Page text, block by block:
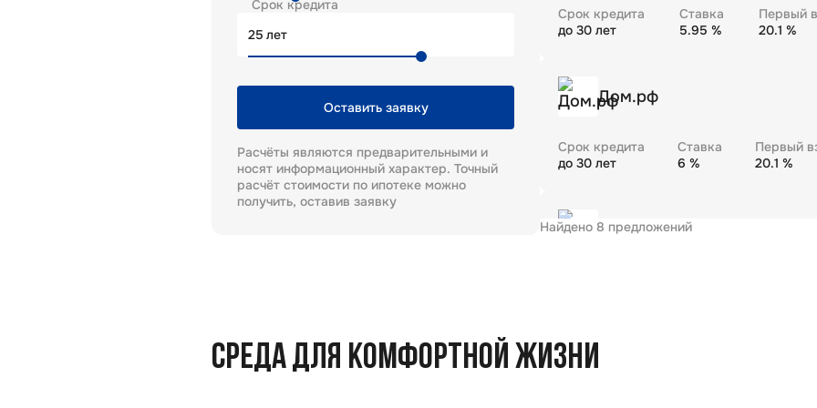
Срок кредита
лет
Оставить заявку
Расчёты являются предварительными и
носят информационный характер. Точный
расчёт стоимости по ипотеке можно
получить, оставив заявку
Найдено 8 предложений
Срок кредита
до 30 лет
Ставка
5.95 %
Первый
20.1 %
Дом.рф
Срок кредита
до 30 лет
Ставка
6 %
Первый
20.1 %
Газпромбанк
СРЕДА ДЛЯ КОМФОРТНОЙ ЖИЗНИ